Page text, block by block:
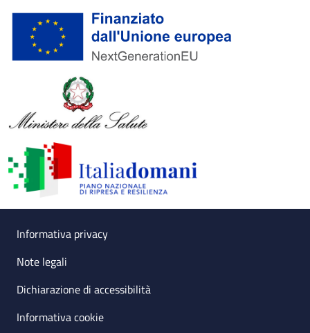
Small prints
Useful links section
Informativa privacy
Note legali
Dichiarazione di accessibilità
Informativa cookie